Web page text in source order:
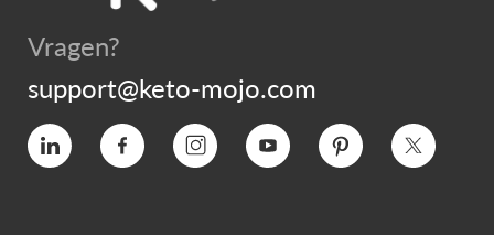
Vragen?
support@keto-mojo.com
Vimeo Facebook Instagram YouTube Pinterest Twitter